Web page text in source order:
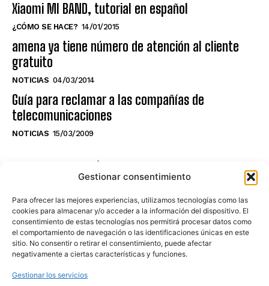
Gestionar consentimiento
Para ofrecer las mejores experiencias, utilizamos tecnologías como las
cookies para almacenar y/o acceder a la información del dispositivo. El
consentimiento de estas tecnologías nos permitirá procesar datos como
el comportamiento de navegación o las identificaciones únicas en este
sitio. No consentir o retirar el consentimiento, puede afectar
negativamente a ciertas características y funciones.
Gestionar los servicios
Xiaomi MI BAND, tutorial en español
¿CÓMO SE HACE? 14/01/2015
amena ya tiene número de atención al cliente
gratuito
NOTICIAS 04/03/2014
Guía para reclamar a las compañías de
telecomunicaciones
NOTICIAS 15/03/2009
NO TE PIERDAS LO ÚLTIMO DEL CANAL
Haz clic en «Estoy de acuerdo» para
activar Youtube
POLÍTICA DE COOKIES